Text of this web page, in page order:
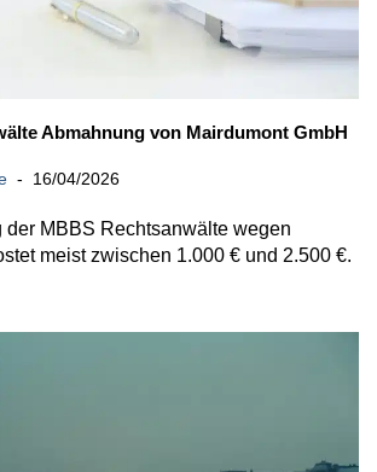
Abmahnung von Mairdumont GmbH
16/04/2026
der MBBS Rechtsanwälte wegen
meist zwischen 1.000 € und 2.500 €.